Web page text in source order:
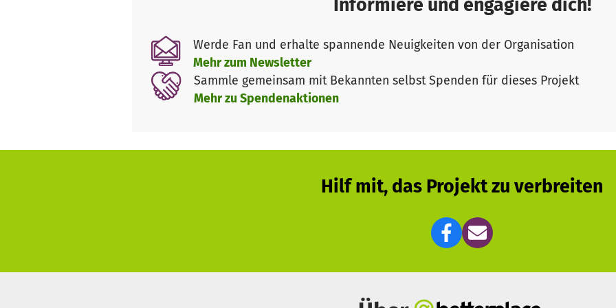
Finanzierung der Aus- und Weiterbildung von Gruppenleitern und anderen
Vernetzung mit lokalen Unterstützern
Wir schaffen die Möglichkeit etwa für Naturführungen, Museumsbesuche oder den
anderen Pfadfinderbünden
Wir unterstützen bei der Finanzierung von Zeltmaterial, Booten, Spielgeräten oder
Informiere und engagiere dich!
Werde Fan und erhalte spannende Neuigkeiten von der Organisation
Mehr zum Newsletter
Sammle gemeinsam mit Bekannten selbst Spenden für dieses Projekt
Mehr zu Spendenaktionen
Hilf mit, das Projekt zu verbreiten